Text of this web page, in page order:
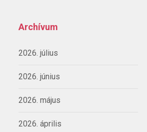
Archívum
2026. július
2026. június
2026. május
2026. április